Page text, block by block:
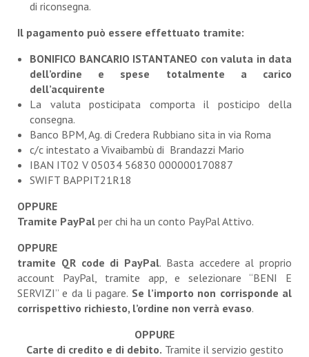
di riconsegna.
Il pagamento può essere effettuato tramite:
BONIFICO BANCARIO ISTANTANEO con valuta in data
dell’ordine e spese totalmente a carico
dell’acquirente
La valuta posticipata comporta il posticipo della
consegna.
Banco BPM, Ag. di Credera Rubbiano sita in via Roma
c/c intestato a Vivaibambù di Brandazzi Mario
IBAN IT02 V 05034 56830 000000170887
SWIFT BAPPIT21R18
OPPURE
Tramite PayPal per chi ha un conto PayPal Attivo.
OPPURE
tramite QR code di PayPal. Basta accedere al proprio
account PayPal, tramite app, e selezionare “BENI E
SERVIZI” e da li pagare. Se l’importo non corrisponde al
corrispettivo richiesto, l’ordine non verrà evaso.
OPPURE
Carte di credito e di debito. Tramite il servizio gestito